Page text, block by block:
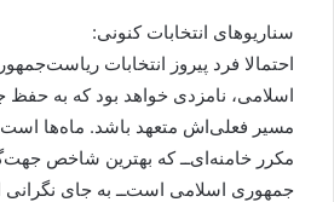
سناریوهای انتخابات کنونی:
احتمالا فرد پیروز انتخابات
اسلامی، نامزدی خواهد بود که به حفظ
مسیر فعلی‌اش متعهد باشد. ماه‌ها
مکرر خامنه‌ای‌ــ که بهترین شاخص
جمهوری اسلامی است‌ــ به جای نگرانی